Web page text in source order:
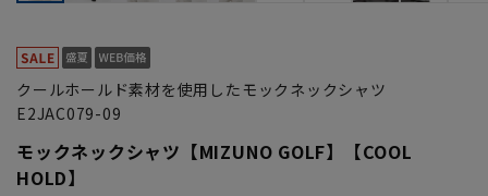
クールホールド素材を使用したモックネックシャツ
E2JAC079-09
モックネックシャツ【MIZUNO GOLF】【COOL
HOLD】